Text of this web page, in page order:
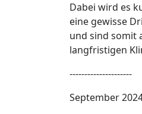
Dabei wird es
eine gewisse
und sind somit
langfristigen
---------------------
September